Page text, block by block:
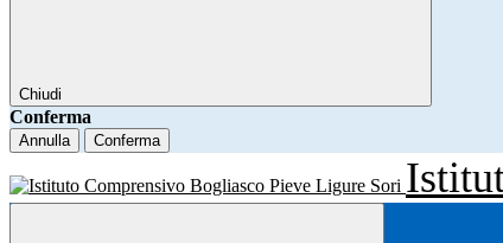
Chiudi
Conferma
Annulla Conferma